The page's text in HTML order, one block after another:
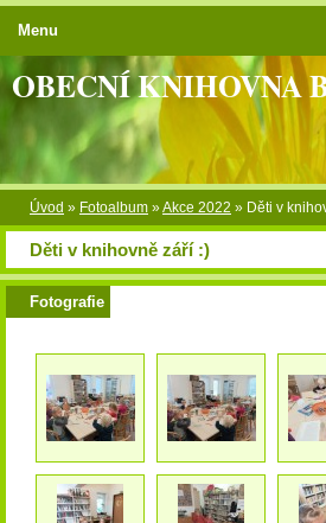
OBECNÍ KNIHOVNA
Úvod » Fotoalbum »Akce 2022 » Děti v
Děti v knihovně září :)
Fotografie
Menu